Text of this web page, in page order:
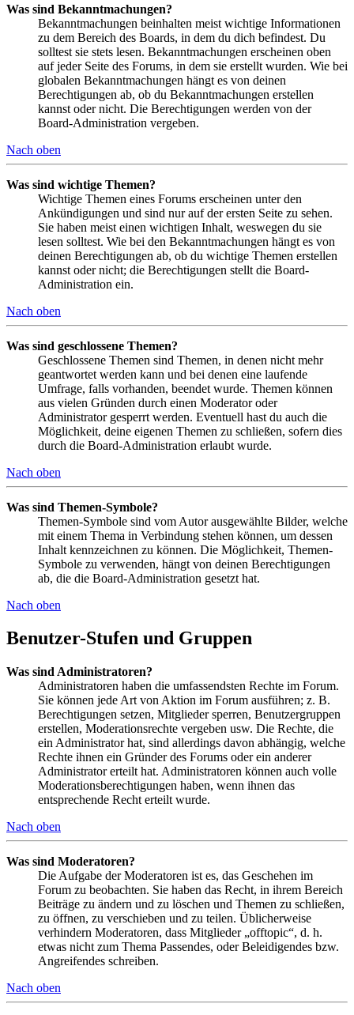
Was sind Bekanntmachungen?
Bekanntmachungen beinhalten meist wichtige Informationen
zu dem Bereich des Boards, in dem du dich befindest. Du
solltest sie stets lesen. Bekanntmachungen erscheinen oben
auf jeder Seite des Forums, in dem sie erstellt wurden. Wie bei
globalen Bekanntmachungen hängt es von deinen
Berechtigungen ab, ob du Bekanntmachungen erstellen
kannst oder nicht. Die Berechtigungen werden von der
Board-Administration vergeben.
Nach oben
Was sind wichtige Themen?
Wichtige Themen eines Forums erscheinen unter den
Ankündigungen und sind nur auf der ersten Seite zu sehen.
Sie haben meist einen wichtigen Inhalt, weswegen du sie
lesen solltest. Wie bei den Bekanntmachungen hängt es von
deinen Berechtigungen ab, ob du wichtige Themen erstellen
kannst oder nicht; die Berechtigungen stellt die Board-
Administration ein.
Nach oben
Was sind geschlossene Themen?
Geschlossene Themen sind Themen, in denen nicht mehr
geantwortet werden kann und bei denen eine laufende
Umfrage, falls vorhanden, beendet wurde. Themen können
aus vielen Gründen durch einen Moderator oder
Administrator gesperrt werden. Eventuell hast du auch die
Möglichkeit, deine eigenen Themen zu schließen, sofern dies
durch die Board-Administration erlaubt wurde.
Nach oben
Was sind Themen-Symbole?
Themen-Symbole sind vom Autor ausgewählte Bilder, welche
mit einem Thema in Verbindung stehen können, um dessen
Inhalt kennzeichnen zu können. Die Möglichkeit, Themen-
Symbole zu verwenden, hängt von deinen Berechtigungen
ab, die die Board-Administration gesetzt hat.
Nach oben
Benutzer-Stufen und Gruppen
Was sind Administratoren?
Administratoren haben die umfassendsten Rechte im Forum.
Sie können jede Art von Aktion im Forum ausführen; z. B.
Berechtigungen setzen, Mitglieder sperren, Benutzergruppen
erstellen, Moderationsrechte vergeben usw. Die Rechte, die
ein Administrator hat, sind allerdings davon abhängig, welche
Rechte ihnen ein Gründer des Forums oder ein anderer
Administrator erteilt hat. Administratoren können auch volle
Moderationsberechtigungen haben, wenn ihnen das
entsprechende Recht erteilt wurde.
Nach oben
Was sind Moderatoren?
Die Aufgabe der Moderatoren ist es, das Geschehen im
Forum zu beobachten. Sie haben das Recht, in ihrem Bereich
Beiträge zu ändern und zu löschen und Themen zu schließen,
zu öffnen, zu verschieben und zu teilen. Üblicherweise
verhindern Moderatoren, dass Mitglieder „offtopic“, d. h.
etwas nicht zum Thema Passendes, oder Beleidigendes bzw.
Angreifendes schreiben.
Nach oben